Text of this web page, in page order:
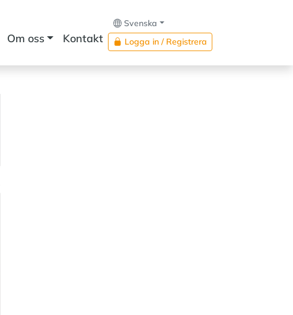
Om oss Kontakt
Svenska
Logga in / Registrera